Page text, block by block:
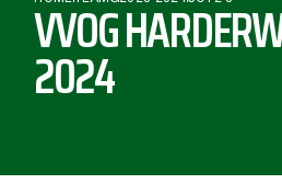
VVOG
2024